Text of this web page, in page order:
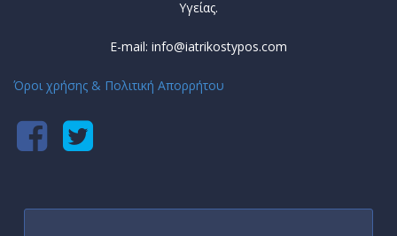
Υγείας.
E-mail: info@iatrikostypos.com
Όροι χρήσης & Πολιτική Απορρήτου